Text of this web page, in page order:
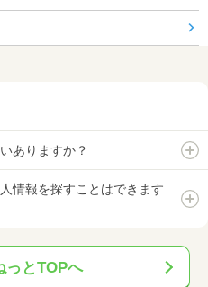
ありますか？
情報を探すことはできます
っとTOPへ